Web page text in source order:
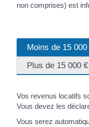
non comprises) est
Moins de 15 000
Plus de 15 000 €
Vos revenus locatifs
Vous devez les
Vous serez